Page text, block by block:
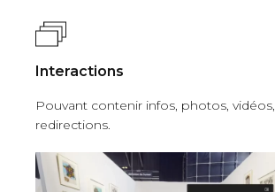
Interactions
Pouvant contenir infos, photos, vidéos,
redirections.